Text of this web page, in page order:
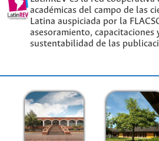
académicas del campo de las
Latina auspiciada por la
asesoramiento,
sustentabilidad de las